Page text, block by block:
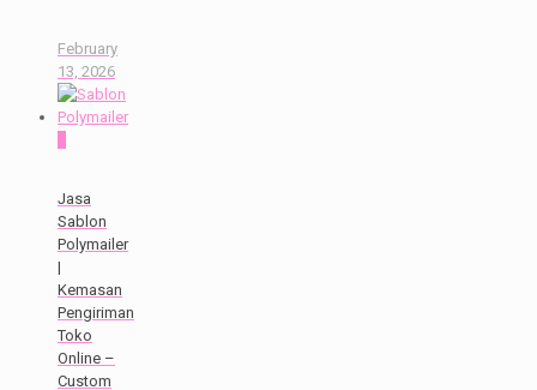
February
13, 2026
Jasa
Sablon
Polymailer
|
Kemasan
Pengiriman
Toko
Online –
Custom